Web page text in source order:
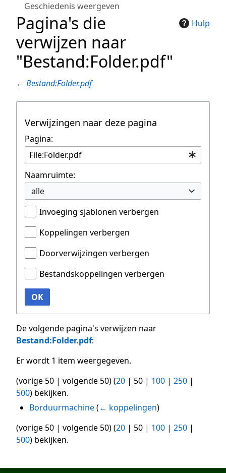
Geschiedenis weergeven
Hulp
Pagina's die
verwijzen naar
"Bestand:Folder.pdf"
← Bestand:Folder.pdf
Verwijzingen naar deze pagina
Pagina:
Naamruimte:
alle
Invoeging sjablonen verbergen
Koppelingen verbergen
Doorverwijzingen verbergen
Bestandskoppelingen verbergen
OK
De volgende pagina's verwijzen naar
Bestand:Folder.pdf:
Er wordt 1 item weergegeven.
(vorige 50 | volgende 50) (20 | 50 | 100 | 250 |
500) bekijken.
Borduurmachine (← koppelingen)
(vorige 50 | volgende 50) (20 | 50 | 100 | 250 |
500) bekijken.